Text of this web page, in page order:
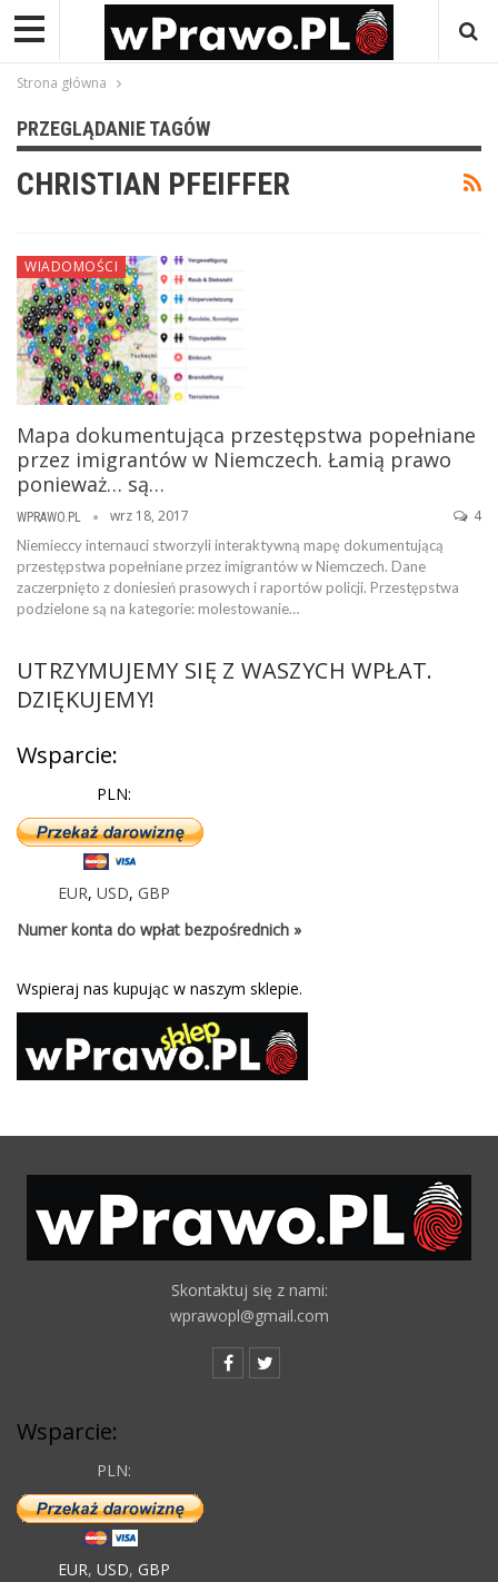
Strona główna
PRZEGLĄDANIE TAGÓW
CHRISTIAN PFEIFFER
WIADOMOŚCI
Mapa dokumentująca przestępstwa popełniane
przez imigrantów w Niemczech. Łamią prawo
ponieważ… są…
WPRAWO.PL wrz 18, 2017 4
Niemieccy internauci stworzyli interaktywną mapę dokumentującą
przestępstwa popełniane przez imigrantów w Niemczech. Dane
zaczerpnięto z doniesień prasowych i raportów policji. Przestępstwa
podzielone są na kategorie: molestowanie…
UTRZYMUJEMY SIĘ Z WASZYCH WPŁAT.
DZIĘKUJEMY!
Wsparcie:
PLN:
EUR, USD, GBP
Numer konta do wpłat bezpośrednich »
Wspieraj nas kupując w naszym sklepie.
Skontaktuj się z nami:
wprawopl@gmail.com
Wsparcie:
PLN:
EUR, USD, GBP